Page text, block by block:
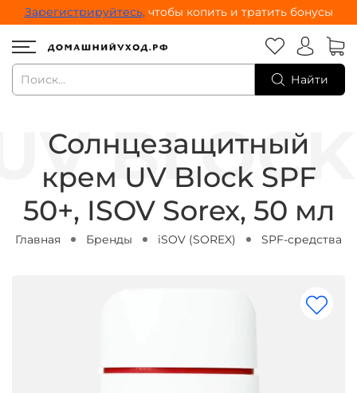
Зарегистрируйтесь,чтобы копить и тратить бонусы
Найти
Солнцезащитный
крем UV Block SPF
50+, ISOV Sorex, 50 мл
Главная Бренды iSOV (SOREX) SPF-средства